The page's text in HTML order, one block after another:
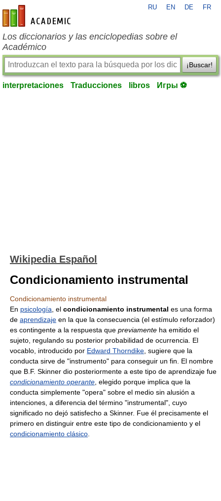
es-academic.com
RU EN DE FR
Los diccionarios y las enciclopedias sobre el
Académico
¡Buscar!
interpretaciones Traducciones libros Игры ⚽
Wikipedia Español
Condicionamiento instrumental
Condicionamiento instrumental
En psicología , el condicionamiento instrumental es una forma
de aprendizaje en la que la consecuencia (el estímulo reforzador)
es contingente a la respuesta que previamente ha emitido el
sujeto, regulando su posterior probabilidad de ocurrencia. El
vocablo, introducido por Edward Thorndike , sugiere que la
conducta sirve de "instrumento" para conseguir un fin. El nombre
que B.F. Skinner dio posteriormente a este tipo de aprendizaje fue
condicionamiento operante , elegido porque implica que la
conducta simplemente "opera" sobre el medio sin alusión a
intenciones, a diferencia del término "instrumental", cuyo
significado no dejó satisfecho a Skinner. Fue él precisamente el
primero en distinguir entre este tipo de condicionamiento y el
condicionamiento clásico